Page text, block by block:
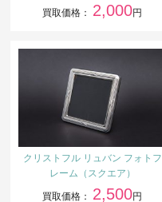
買取価格： 2,000円
クリストフル リュバン フォトフ
レーム（スクエア）
買取価格： 2,500円